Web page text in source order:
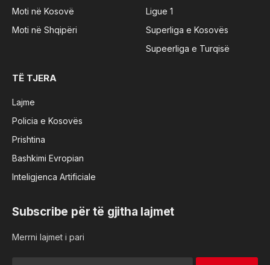
Moti në Kosovë
Moti në Shqipëri
Ligue 1
Superliga e Kosovës
Supeerliga e Turqisë
TË TJERA
Lajme
Policia e Kosovës
Prishtina
Bashkimi Evropian
Inteligjenca Artificiale
Subscribe për të gjitha lajmet
Merrni lajmet i pari